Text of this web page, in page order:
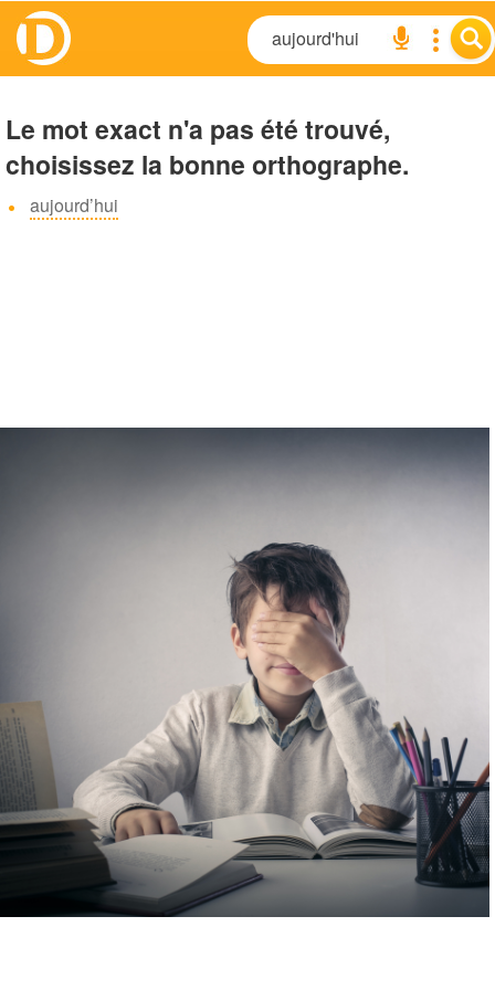
Le mot exact n'a pas été trouvé,
choisissez la bonne orthographe.
aujourd’hui